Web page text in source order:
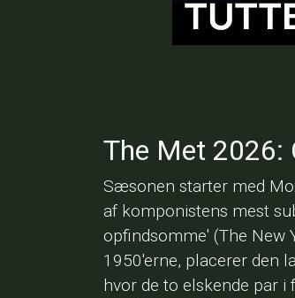
The Met 2026:
Sæsonen starter med
af komponistens mest
opfindsomme' (The New
1950'erne, placerer den
hvor de to elskende par